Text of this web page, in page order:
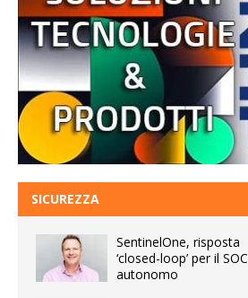
SICUREZZA
SentinelOne, risposta
‘closed-loop’ per il SOC
autonomo